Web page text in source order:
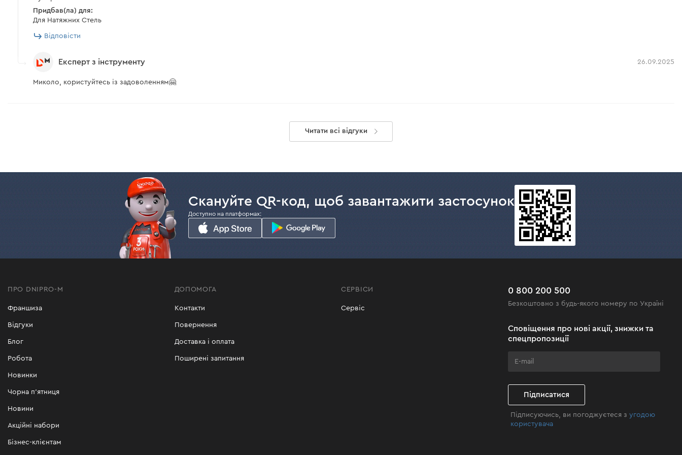
Придбав(ла) для:
Для Натяжних Стель
Відповісти
Експерт з інструменту 26.09.2025
Миколо, користуйтесь із задоволенням🤗
Читати всі відгуки
Скануйте QR-код, щоб завантажити застосунок
Доступно на платформах:
ПРО DNIPRO-M
Франшиза
Відгуки
Блог
Робота
Новинки
Чорна п'ятниця
Новини
Акційні набори
Бізнес-клієнтам
ДОПОМОГА
Контакти
Повернення
Доставка і оплата
Поширені запитання
СЕРВІСИ
Сервіс
0 800 200 500
Безкоштовно з будь-якого номеру по Україні
Сповіщення про нові акції, знижки та
спецпропозиції
Підписатися
Підписуючись, ви погоджуєтеся з угодою
користувача